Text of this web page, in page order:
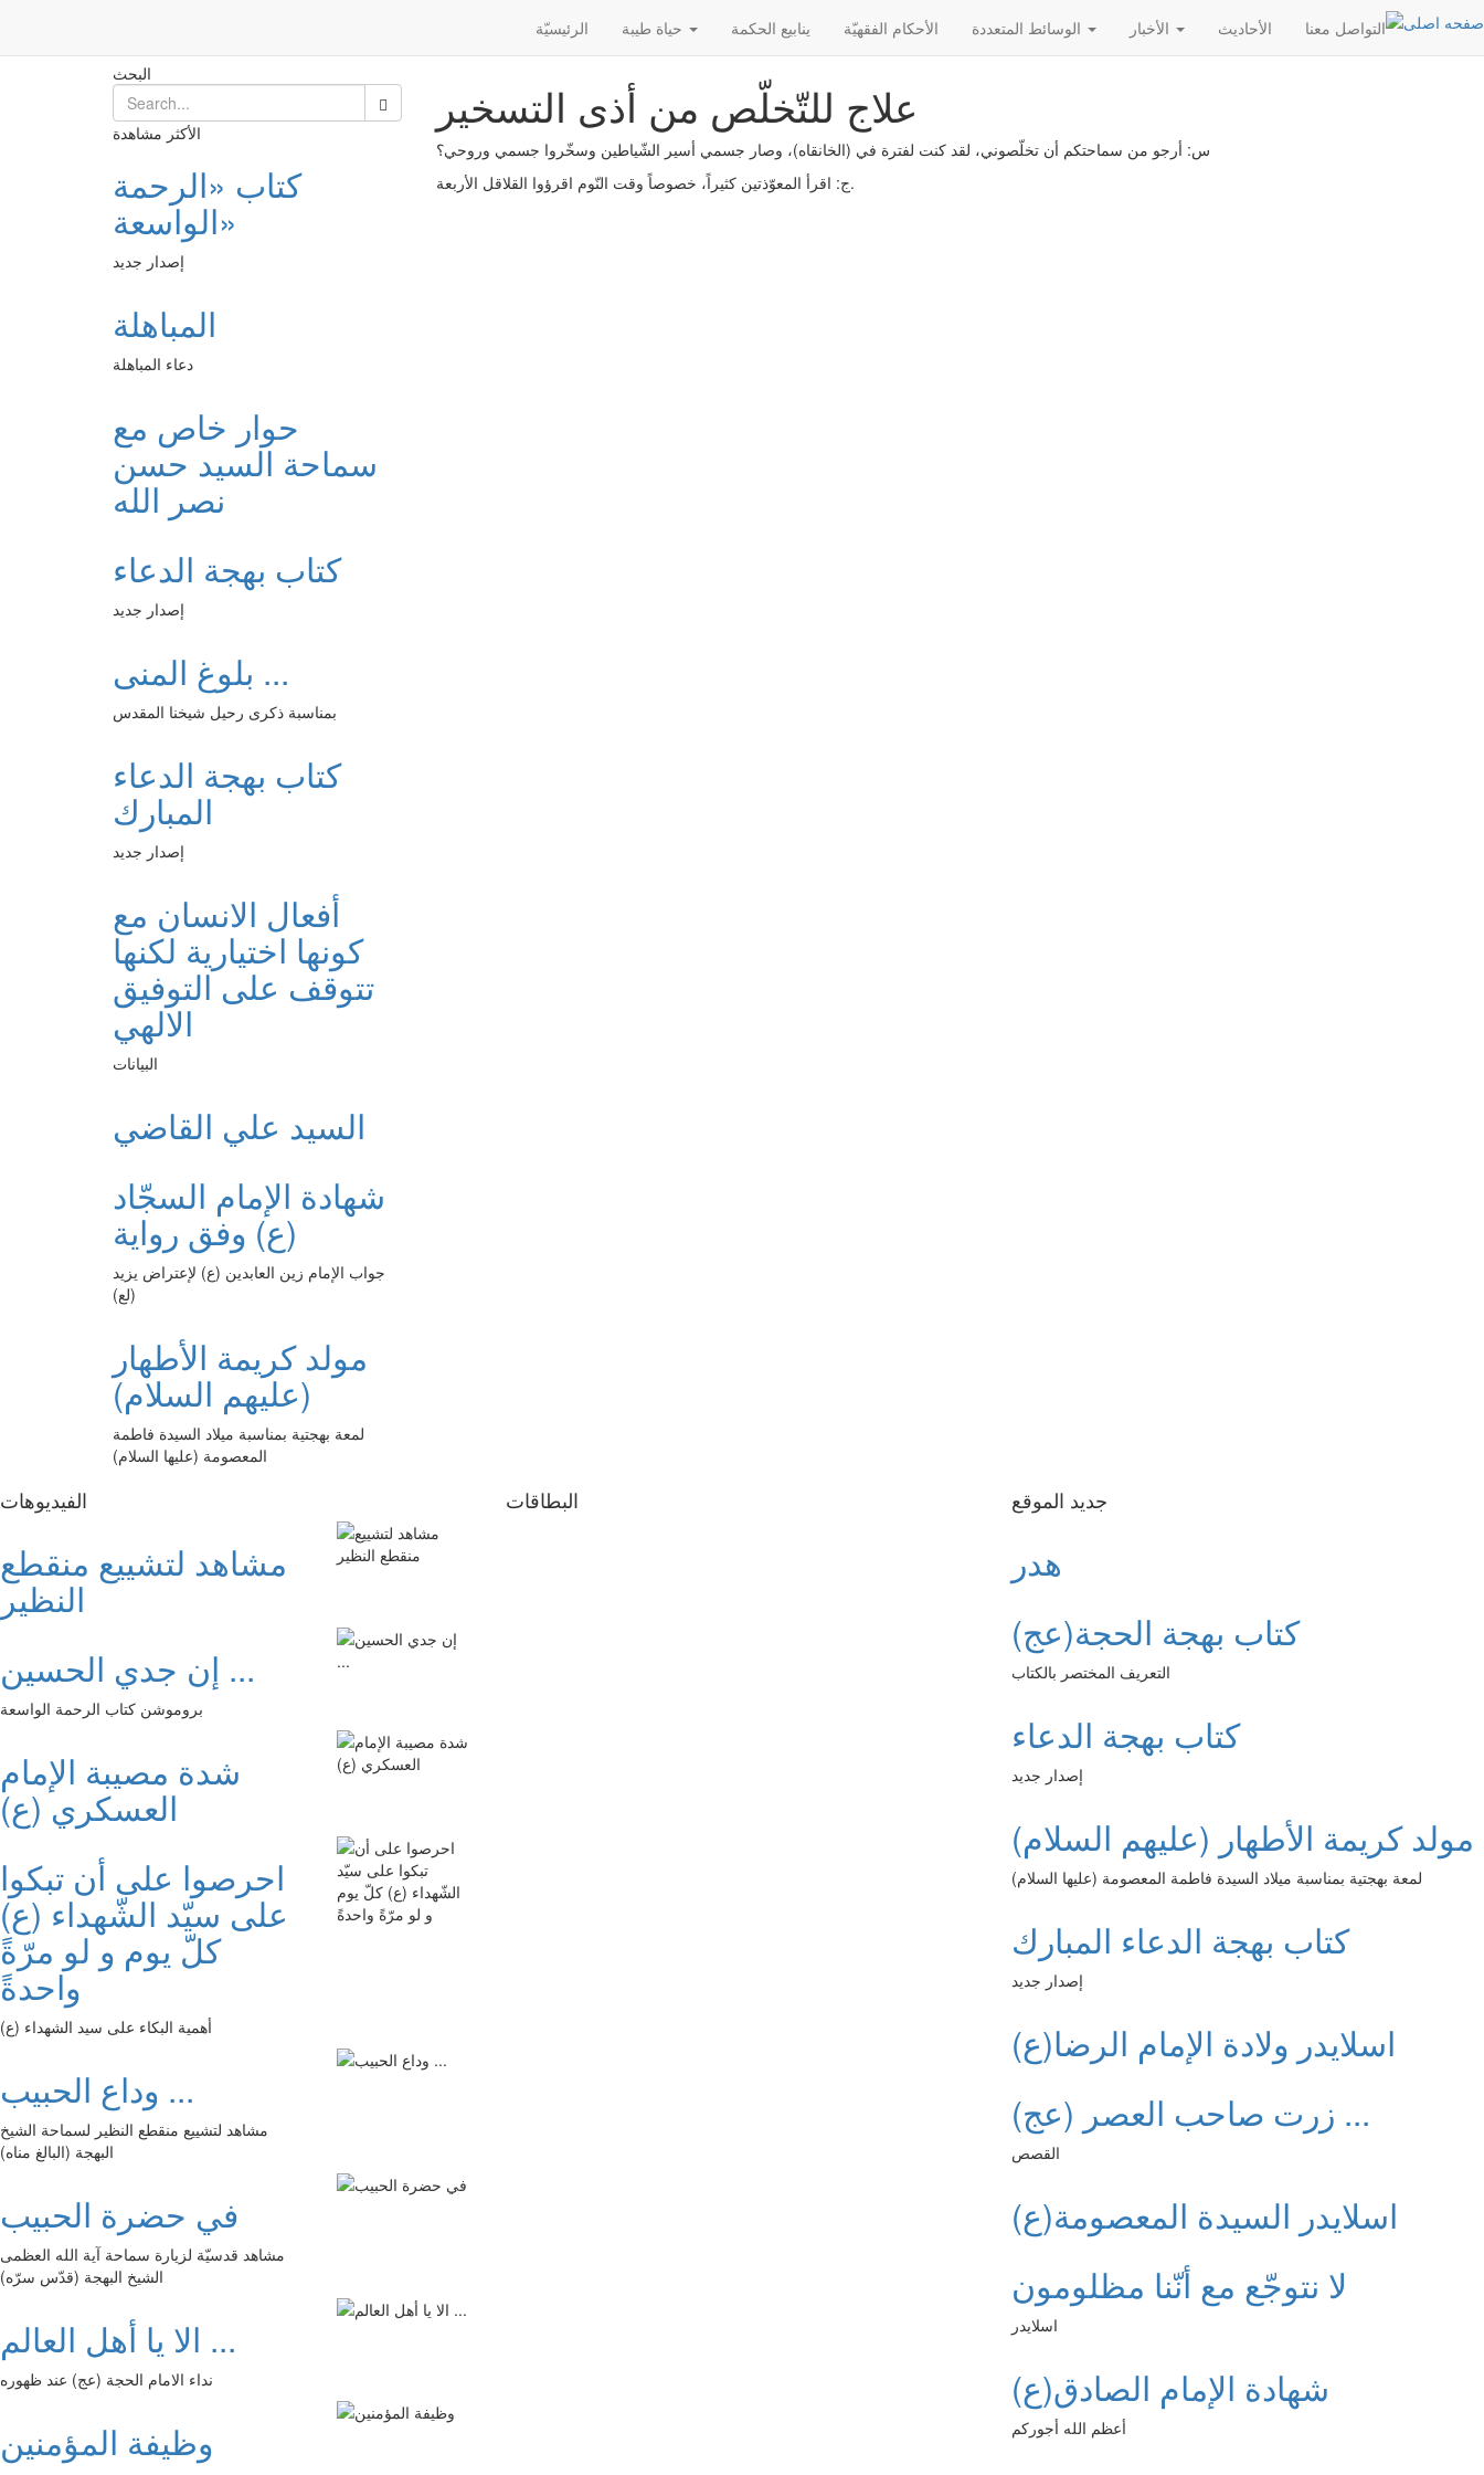
الرئیسیّة ينابيع الحكمة الأحکام الفقهیّة الأحادیث التواصل معنا
علاج للتّخلّص من أذى التسخير
س: أرجو من سماحتكم أن تخلّصوني، لقد كنت لفترة في (الخانقاه)، وصار جسمي أسير الشّياطين وسخّروا جسمي وروحي؟
ج: اقرأ المعوّذتين كثيراً، خصوصاً وقت النّوم اقرؤوا القلاقل الأربعة.
البحث
الأكثر مشاهدة
كتاب «الرحمة
الواسعة»
إصدار جديد
المباهلة
دعاء المباهلة
حوار خاص مع
سماحة السيد حسن
نصر الله
كتاب بهجة الدعاء
إصدار جديد
بلوغ المنى ...
بمناسبة ذكرى رحيل شيخنا المقدس
كتاب بهجة الدعاء
المبارك
إصدار جديد
أفعال الانسان مع
كونها اختيارية لكنها
تتوقف على التوفيق
الالهي
البيانات
السيد علي القاضي
شهادة الإمام السجّاد
(ع) وفق رواية
جواب الإمام زين العابدين (ع) لإعتراض يزيد
(لع)
مولد كريمة الأطهار
(عليهم السلام)
لمعة بهجتية بمناسبة ميلاد السيدة فاطمة
المعصومة (عليها السلام)
الفیدیوهات
مشاهد لتشييع منقطع
النظير
إن جدي الحسين ...
بروموشن كتاب الرحمة الواسعة
شدة مصيبة الإمام
العسكري (ع)
احرصوا على أن تبكوا
على سيّد الشّهداء (ع)
كلّ يوم و لو مرّةً
واحدةً
أهمية البكاء على سيد الشهداء (ع)
وداع الحبيب ...
مشاهد لتشييع منقطع النظير لسماحة الشيخ
البهجة (البالغ مناه)
في حضرة الحبيب
مشاهد قدسيّة لزيارة سماحة آية الله العظمى
الشيخ البهجة (قدّس سرّه)
الا يا أهل العالم ...
نداء الامام الحجة (عج) عند ظهوره
وظيفة المؤمنين
البطاقات جديد الموقع
هدر
كتاب بهجة الحجة(عج)
التعريف المختصر بالكتاب
كتاب بهجة الدعاء
إصدار جديد
مولد كريمة الأطهار (عليهم السلام)
لمعة بهجتية بمناسبة ميلاد السيدة فاطمة المعصومة (عليها السلام)
كتاب بهجة الدعاء المبارك
إصدار جديد
اسلايدر ولادة الإمام الرضا(ع)
زرت صاحب العصر (عج) ...
القصص
اسلايدر السيدة المعصومة(ع)
لا نتوجّع مع أنّنا مظلومون
اسلايدر
شهادة الإمام الصادق(ع)
أعظم الله أجوركم